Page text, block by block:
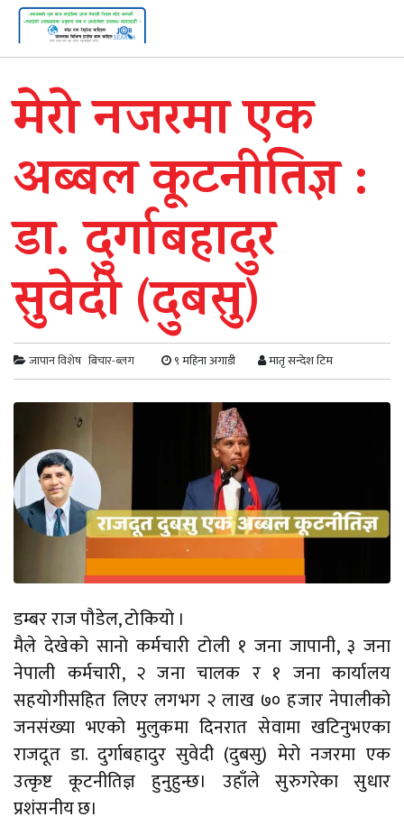
मेरो नजरमा एक
अब्बल कूटनीतिज्ञ :
डा. दुर्गाबहादुर
सुवेदी (दुबसु)
जापान विशेष बिचार-ब्लग ९ महिना अगाडी मातृ सन्देश टिम
डम्बर राज पौडेल, टोकियो ।
मैले देखेको सानो कर्मचारी टोली १ जना जापानी, ३ जना
नेपाली कर्मचारी, २ जना चालक र १ जना कार्यालय
सहयोगीसहित लिएर लगभग २ लाख ७० हजार नेपालीको
जनसंख्या भएको मुलुकमा दिनरात सेवामा खटिनुभएका
राजदूत डा. दुर्गाबहादुर सुवेदी (दुबसु) मेरो नजरमा एक
उत्कृष्ट कूटनीतिज्ञ हुनुहुन्छ। उहाँले सुरुगरेका सुधार
प्रशंसनीय छ।